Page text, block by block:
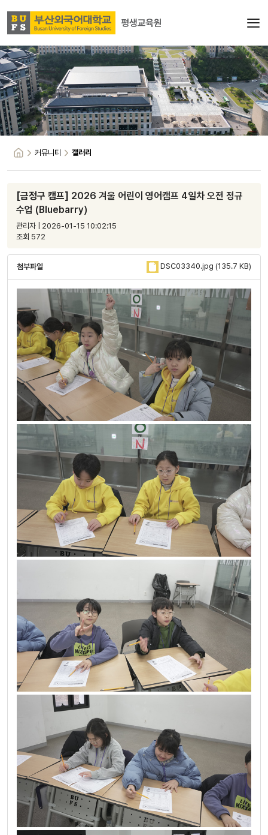
커뮤니티 갤러리
[금정구 캠프] 2026 겨울 어린이 영어캠프 4일차 오전 정규
수업 (Bluebarry)
관리자 | 2026-01-15 10:02:15
조회 572
첨부파일 DSC03340.jpg (135.7 KB)